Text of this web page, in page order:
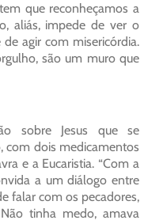
que reconheçamos a
aliás, impede de ver o
agir com misericórdia.
são um muro que
sobre Jesus que se
com dois medicamentos
e a Eucaristia. “Com a
a um diálogo entre
falar com os pecadores,
tinha medo, amava